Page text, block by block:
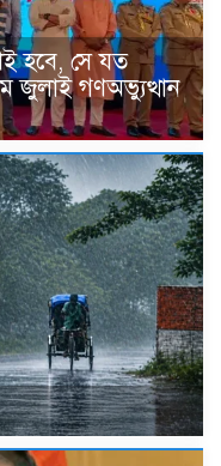
হবে, সে যত
জুলাই গণঅভ্যুত্থান